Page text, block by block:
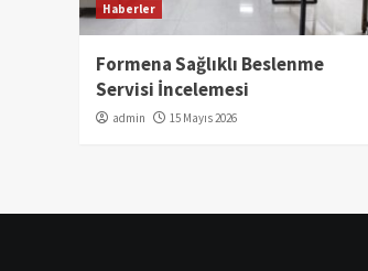
Haberler
Formena Sağlıklı Beslenme
Servisi İncelemesi
admin 15 Mayıs 2026